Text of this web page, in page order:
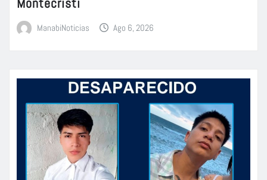
ManabiNoticias Ago 6, 2026